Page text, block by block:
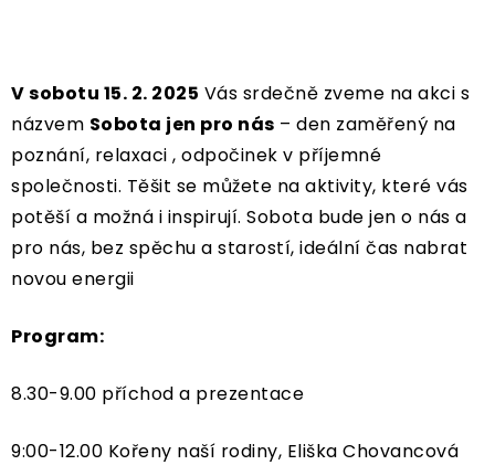
V sobotu 15. 2. 2025 Vás srdečně zveme na akci s
názvem Sobota jen pro nás – den zaměřený na
poznání, relaxaci , odpočinek v příjemné
společnosti. Těšit se můžete na aktivity, které vás
potěší a možná i inspirují. Sobota bude jen o nás a
pro nás, bez spěchu a starostí, ideální čas nabrat
novou energii
Program:
8.30-9.00 příchod a prezentace
9:00-12.00 Kořeny naší rodiny, Eliška Chovancová